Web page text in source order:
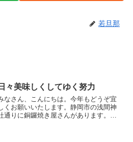
若旦那
日々美味しくしてゆく努力
なさん、こんにちは。今年もどうぞ宜
くお願いいたします。静岡市の浅間神
通りに銅鑼焼き屋さんがあります。結